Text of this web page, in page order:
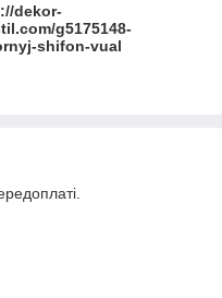
dekor-
g5175148-
shifon-vual